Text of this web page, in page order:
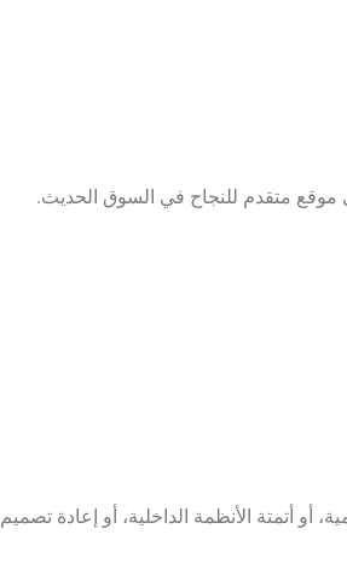
متقدم للنجاح في السوق الحديث.
أتمتة الأنظمة الداخلية، أو إعادة تصميم